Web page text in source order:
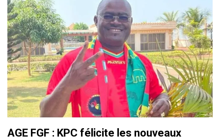
AGE FGF : KPC félicite les nouveaux